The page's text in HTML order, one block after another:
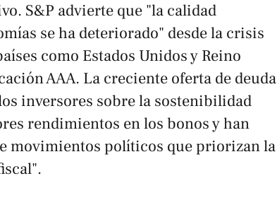
S&P advierte que "la calidad
se ha deteriorado" desde la crisis
como Estados Unidos y Reino
AAA. La creciente oferta de deuda
inversores sobre la sostenibilidad
rendimientos en los bonos y han
movimientos políticos que priorizan la